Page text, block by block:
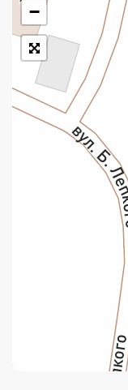
Послуги
Операції з
готівки
Виплата
Продаж
Продаж
−